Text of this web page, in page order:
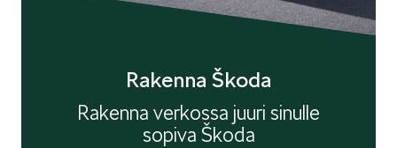
Rakenna Škoda
Rakenna verkossa juuri sinulle
sopiva Škoda